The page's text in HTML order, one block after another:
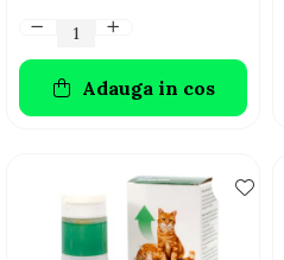
Adauga in cos